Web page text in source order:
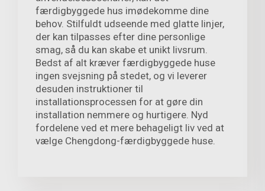
færdigbyggede hus imødekomme dine
behov. Stilfuldt udseende med glatte linjer,
der kan tilpasses efter dine personlige
smag, så du kan skabe et unikt livsrum.
Bedst af alt kræver færdigbyggede huse
ingen svejsning på stedet, og vi leverer
desuden instruktioner til
installationsprocessen for at gøre din
installation nemmere og hurtigere. Nyd
fordelene ved et mere behageligt liv ved at
vælge Chengdong-færdigbyggede huse.